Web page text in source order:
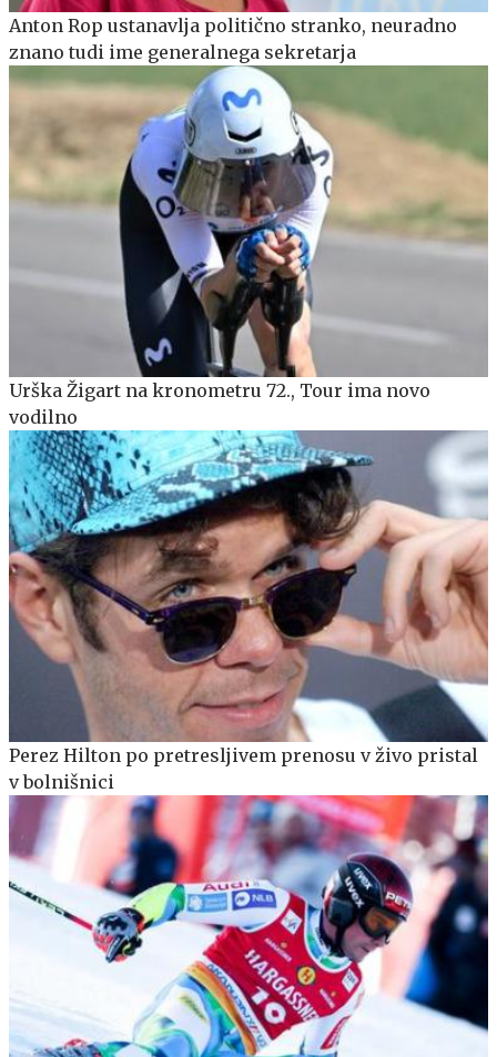
Anton Rop ustanavlja politično stranko, neuradno
znano tudi ime generalnega sekretarja
Urška Žigart na kronometru 72., Tour ima novo
vodilno
Perez Hilton po pretresljivem prenosu v živo pristal
v bolnišnici